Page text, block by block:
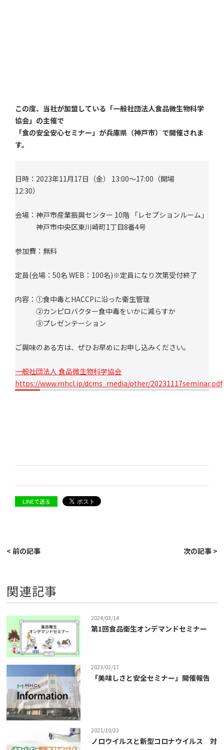
この度、当社が加盟している「一般社団法人食品微生物科学
協会」の主催で
「食の安全安心セミナー」が兵庫県（神戸市）で開催されま
す。
日時：2023年11月17日（金） 13:00～17:00（開場
12:30）
会場：神戸市産業振興センター 10階 「レセプションルーム」
神戸市中央区東川崎町1丁目8番4号
参加費：無料
定員(会場：50名 WEB：100名)※定員になり次第受付終了
内容：①食中毒とHACCPに沿った衛生管理
②カンピロバクター食中毒をいかに減らすか
③プレゼンテーション
ご興味のある方は、ぜひお早めにお申し込みください。
一般社団法人 食品微生物科学協会
https://www.mhcl.jp/dcms_media/other/20231117seminar.pdf
LINEで送る
< 前の記事 次の記事 >
関連記事
2024/03/14
第1回食品衛生オンデマンドセミナー
2023/02/17
「美味しさと安全セミナー」開催報告
2021/10/22
ノロウイルスと新型コロナウイルス 対